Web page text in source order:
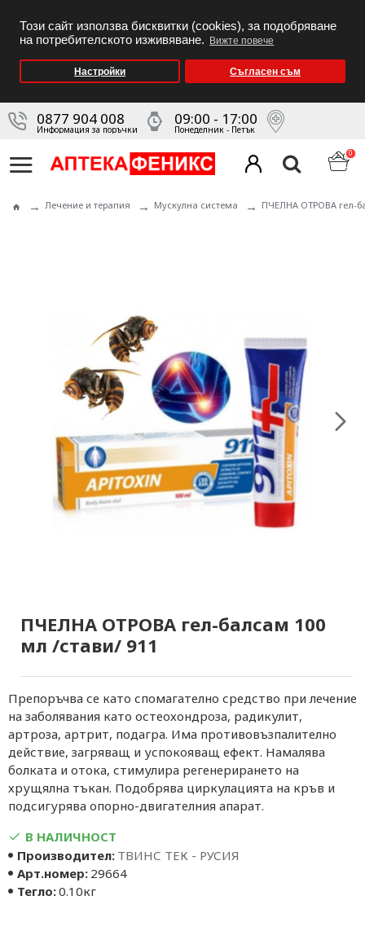
Този сайт използва бисквитки (cookies), за подобряване
на потребителското изживяване.
Вижте повече
Настройки Съгласен съм
0877 904 008
Информация за поръчки
09:00 - 17:00
Понеделник - Петък
0
Лечение и терапия Мускулна система ПЧЕЛНА ОТРОВА гел-
ПЧЕЛНА ОТРОВА гел-балсам 100
мл /стави/ 911
В НАЛИЧНОСТ
Производител: ТВИНС ТЕК - РУСИЯ
Арт.номер: 29664
Тегло:0.10кг
Препоръчва се като спомагателно средство при лечение
на заболявания като остеохондроза, радикулит,
артроза, артрит, подагра. Има противовъзпалително
действие, загряващ и успокояващ ефект. Намалява
болката и отока, стимулира регенерирането на
хрущялна тъкан. Подобрява циркулацията на кръв и
подсигурява опорно-двигателния апарат.